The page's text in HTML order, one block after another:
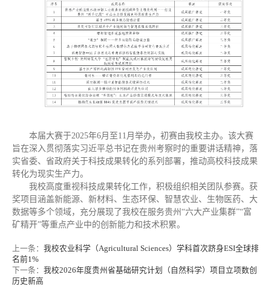
本届大赛于2025年6月至11月举办，初赛由我校主办。该大赛
旨在深入贯彻落实习近平总书记在贵州考察时的重要讲话精神，落
实省委、省政府关于科技成果转化的系列部署，推动高校科技成果
转化为现实生产力。
我校高度重视科技成果转化工作，积极组织相关团队参赛。获
奖项目涵盖新能源、新材料、生态环保、智慧农业、生物医药、大
数据等多个领域，充分展现了我校在服务贵州“六大产业集群”“富
矿精开”等重点产业中的创新能力和技术积累。
上一条： 我校农业科学（Agricultural Sciences）学科首次跻身ESI全球排
名前1%
下一条： 我校2026年度贵州省基础研究计划（自然科学）项目立项数创
历史新高